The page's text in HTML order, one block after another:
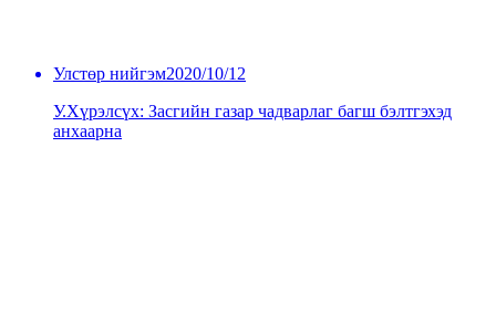
Улстөр нийгэм2020/10/12
У.Хүрэлсүх: Засгийн газар чадварлаг багш бэлтгэхэд
анхаарна